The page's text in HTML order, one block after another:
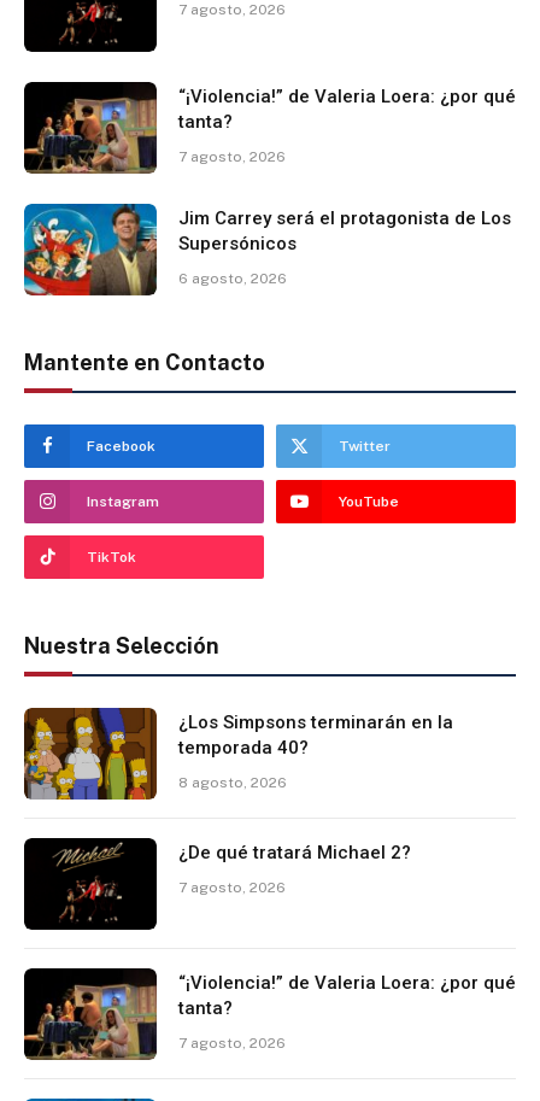
7 agosto, 2026
“¡Violencia!” de Valeria Loera: ¿por qué
tanta?
7 agosto, 2026
Jim Carrey será el protagonista de Los
Supersónicos
6 agosto, 2026
Mantente en Contacto
Facebook Twitter
Instagram YouTube
TikTok
Nuestra Selección
¿Los Simpsons terminarán en la
temporada 40?
8 agosto, 2026
¿De qué tratará Michael 2?
7 agosto, 2026
“¡Violencia!” de Valeria Loera: ¿por qué
tanta?
7 agosto, 2026